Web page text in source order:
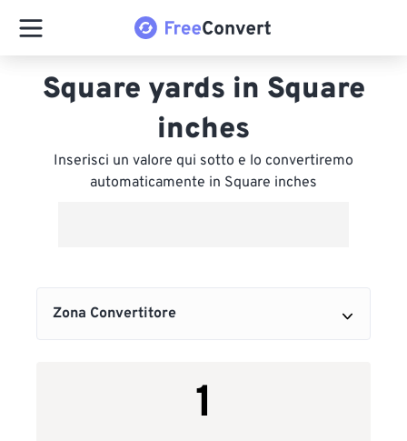
Square yards in Square
inches
Inserisci un valore qui sotto e lo convertiremo
automaticamente in Square inches